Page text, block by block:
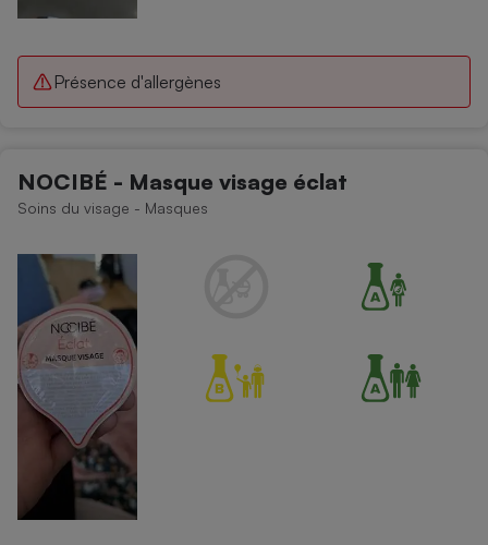
Présence d'allergènes
NOCIBÉ - Masque visage éclat
Soins du visage - Masques